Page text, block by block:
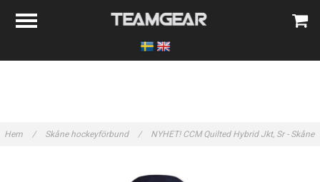
Hem / Skåne hockeyförbund / NYHET! CCM Quilted Hybrid Jkt, Sr - Skåne